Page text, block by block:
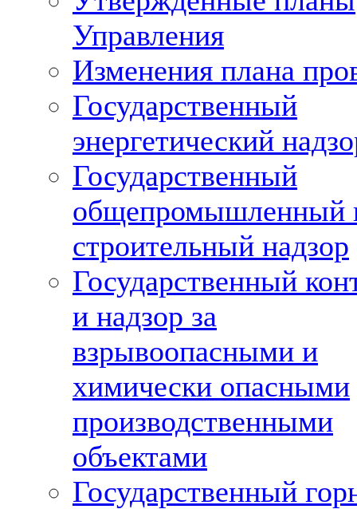
Управления
Изменения плана
Государственный
энергетический
Государственный
общепромышленный
строительный надзор
Государственный
и надзор за
взрывоопасными и
химически опасными
производственными
объектами
Государственный